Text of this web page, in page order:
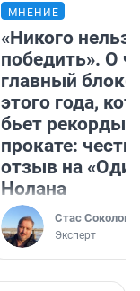
МНЕНИЕ
«Никого нельзя
победить». О
главный
этого года,
бьет рекорды в
прокате:
отзыв на
Нолана
Стас Соколов
Эксперт